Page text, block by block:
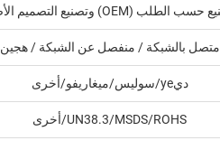
متصل بالشبكة / منفصل عن الشبكة / هجين
ديye/سوليس/ميغاريفو/أخرى
UN38.3/MSDS/ROHS/أخرى